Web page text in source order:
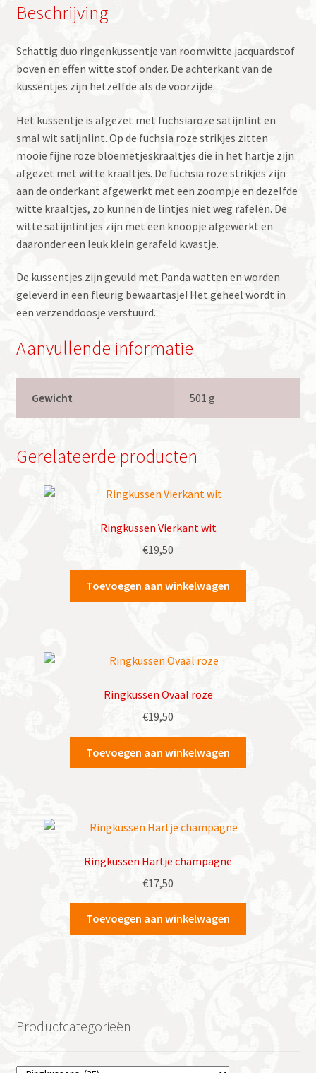
Beschrijving
Schattig duo ringenkussentje van roomwitte jacquardstof
boven en effen witte stof onder. De achterkant van de
kussentjes zijn hetzelfde als de voorzijde.
Het kussentje is afgezet met fuchsiaroze satijnlint en
smal wit satijnlint. Op de fuchsia roze strikjes zitten
mooie fijne roze bloemetjeskraaltjes die in het hartje zijn
afgezet met witte kraaltjes. De fuchsia roze strikjes zijn
aan de onderkant afgewerkt met een zoompje en dezelfde
witte kraaltjes, zo kunnen de lintjes niet weg rafelen. De
witte satijnlintjes zijn met een knoopje afgewerkt en
daaronder een leuk klein gerafeld kwastje.
De kussentjes zijn gevuld met Panda watten en worden
geleverd in een fleurig bewaartasje! Het geheel wordt in
een verzenddoosje verstuurd.
Aanvullende informatie
Gewicht 501 g
Gerelateerde producten
Ringkussen Vierkant wit
€19,50
Toevoegen aan winkelwagen
Ringkussen Ovaal roze
€19,50
Toevoegen aan winkelwagen
Ringkussen Hartje champagne
€17,50
Toevoegen aan winkelwagen
Productcategorieën